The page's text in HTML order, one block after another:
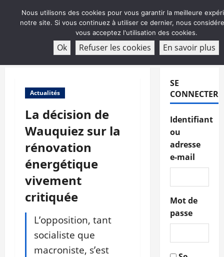
ABONNEMENT
Actualités
La décision de
Wauquiez sur la
rénovation
énergétique
vivement
critiquée
L’opposition, tant
socialiste que
macroniste, s’est
SE
CONNECTER
Identifiant
ou
adresse
e-mail
Mot de
passe
Nous utilisons des cookies pour vous garantir la meilleure
notre site. Si vous continuez à utiliser ce dernier, nous
vous acceptez l'utilisation des cookies.
Ok Refuser les cookies En savoir plus